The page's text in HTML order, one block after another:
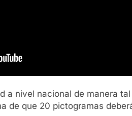
a nivel nacional de manera
de que 20 pictogramas